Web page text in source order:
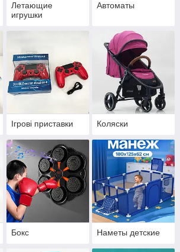
Летающие
игрушки
Автоматы
Ігрові приставки Коляски
Бокс Наметы детские